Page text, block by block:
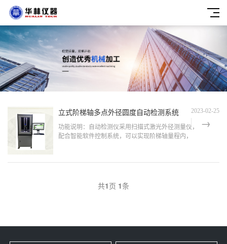
立式阶梯轴多点外径圆度自动检测系统 2023-02-25
功能说明：自动检测仪采用扫描式激光外径测量仪，
配合智能软件控制系统，可以实现阶梯轴量程内，
机器人系统可以...
共1页 1条